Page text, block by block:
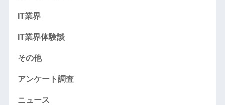
IT業界
IT業界体験談
その他
アンケート調査
ニュース